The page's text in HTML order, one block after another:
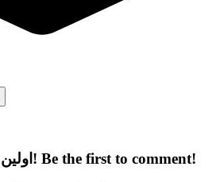
اولین نظر را شما ثبت کنید! Be the first to comment!